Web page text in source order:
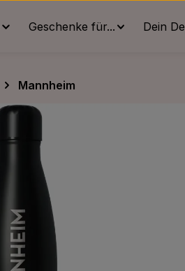
Geschenke für... Dein
Mannheim